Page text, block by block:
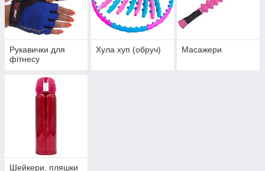
Рукавички для
фітнесу
Хула хуп (обруч) Масажери
Шейкери, пляшки